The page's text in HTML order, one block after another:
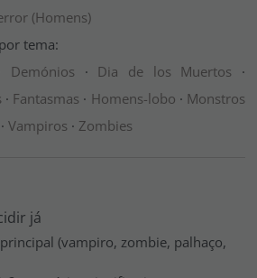
(Homens)
tema:
Demónios · Dia de los Muertos ·
· Fantasmas · Homens-lobo · Monstros
· Vampiros · Zombies
já
(vampiro, zombie, palhaço,